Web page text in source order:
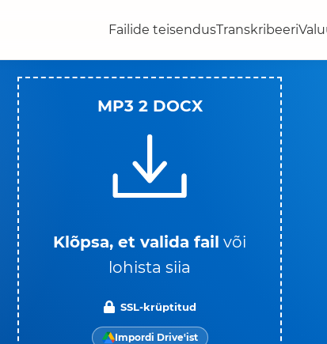
Failide teisendusTranskribeeri
MP3 2 DOCX
Klõpsa, et valida fail või
lohista siia
SSL-krüptitud
Impordi Drive'ist